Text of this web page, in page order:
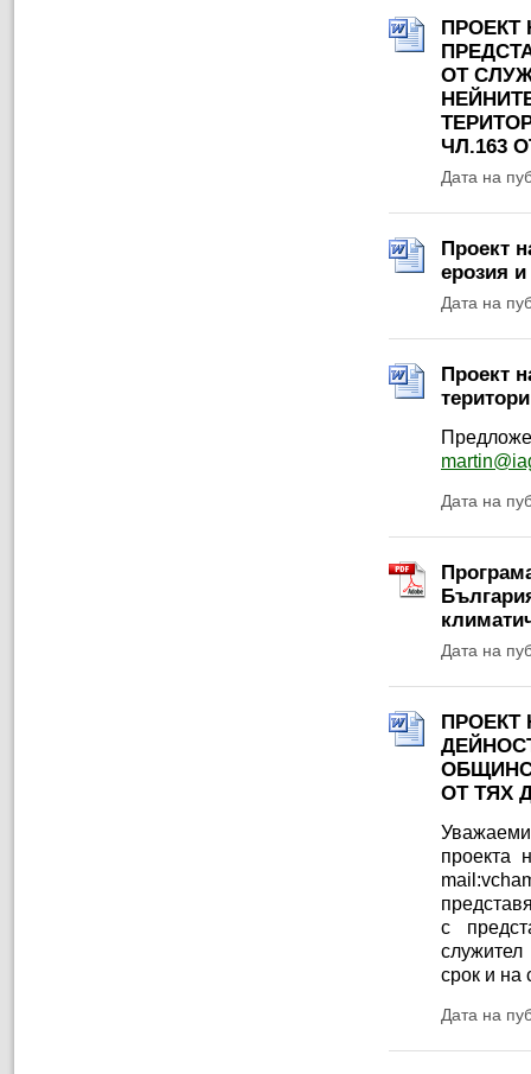
ПРОЕКТ
ОТ
ЧЛ.163
Дата на
Проект
ерозия
Дата на
Проект
Дата на
Дата на
ПРОЕКТ
ОТ ТЯХ
проекта
с
срок и
Дата на